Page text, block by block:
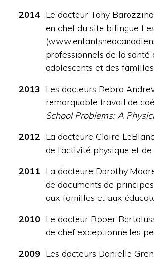
2014 Le docteur Tony
en chef du site bilingue
professionnels de la
adolescents et des
2013 Les docteurs Debra
remarquable travail de
School Problems: A
2012 La docteure Claire
de l’activité physique et
2011 La docteure Dorothy
de documents de
aux familles et aux
2010 Le docteur Rober
de chef exceptionnelles
2009 Les docteurs Danielle